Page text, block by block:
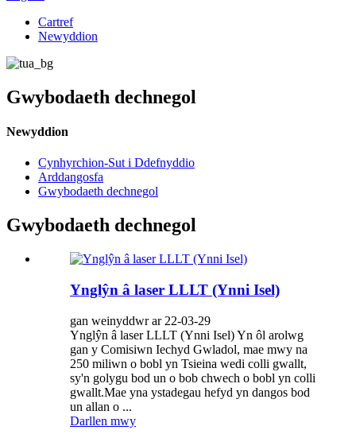
Cartref
Newyddion
Gwybodaeth dechnegol
Newyddion
Cynhyrchion-Sut i Ddefnyddio
Arddangosfa
Gwybodaeth dechnegol
Gwybodaeth dechnegol
Ynglŷn â laser LLLT (Ynni Isel)
gan weinyddwr ar 22-03-29
Ynglŷn â laser LLLT (Ynni Isel) Yn ôl arolwg
gan y Comisiwn Iechyd Gwladol, mae mwy na
250 miliwn o bobl yn Tsieina wedi colli gwallt,
sy'n golygu bod un o bob chwech o bobl yn colli
gwallt.Mae yna ystadegau hefyd yn dangos bod
un allan o ...
Darllen mwy